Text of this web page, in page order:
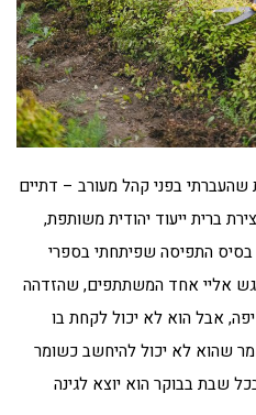
בפני קהל מעורב – דתיים
ברית ייעוד יהודית משותפת,
בסיס התפיסה שפיתחתי בספרי
אליי אחד המשתתפים, שהזדהה
יפה, אבל הוא לא יכול לקחת בו
שהוא לא יכול להיחשב כשומר
שבת בבוקר הוא יוצא לגינה